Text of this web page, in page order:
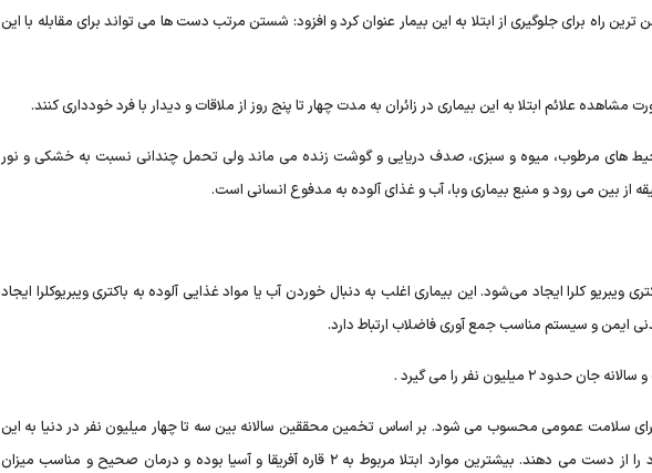
راه برای جلوگیری از ابتلا به این بیمار عنوان کرد و افزود: شستن مرتب دست ها می تواند برای مقابله با این
علائم ابتلا به این بیماری در زائران به مدت چهار تا پنج روز از ملاقات و دیدار با فرد خودداری کنند.
های مرطوب، میوه و سبزی، صدف دریایی و گوشت زنده می ماند ولی تحمل چندانی نسبت به خشکی و نور
از بین می رود و منبع بیماری وبا، آب و غذای آلوده به مدفوع انسانی است.
کلرا ایجاد می‌شود. این بیماری اغلب به دنبال خوردن آب یا مواد غذایی آلوده به باکتری ویبریوکلرا ایجاد
ایمن و سیستم مناسب جمع آوری فاضلاب ارتباط دارد.
میلیون نفر را می گیرد .
برای سلامت عمومی محسوب می شود. بر اساس تخمین محققین سالانه بین سه تا چهار میلیون نفر در دنیا به این
بیماری مبتلا و حدود ۲ میلیون نفر جان خود را از دست می دهند. بیشترین موارد ابتلا مربوط به ۲ قاره آفریقا و آسیا بوده و درمان صحیح و مناسب میزان